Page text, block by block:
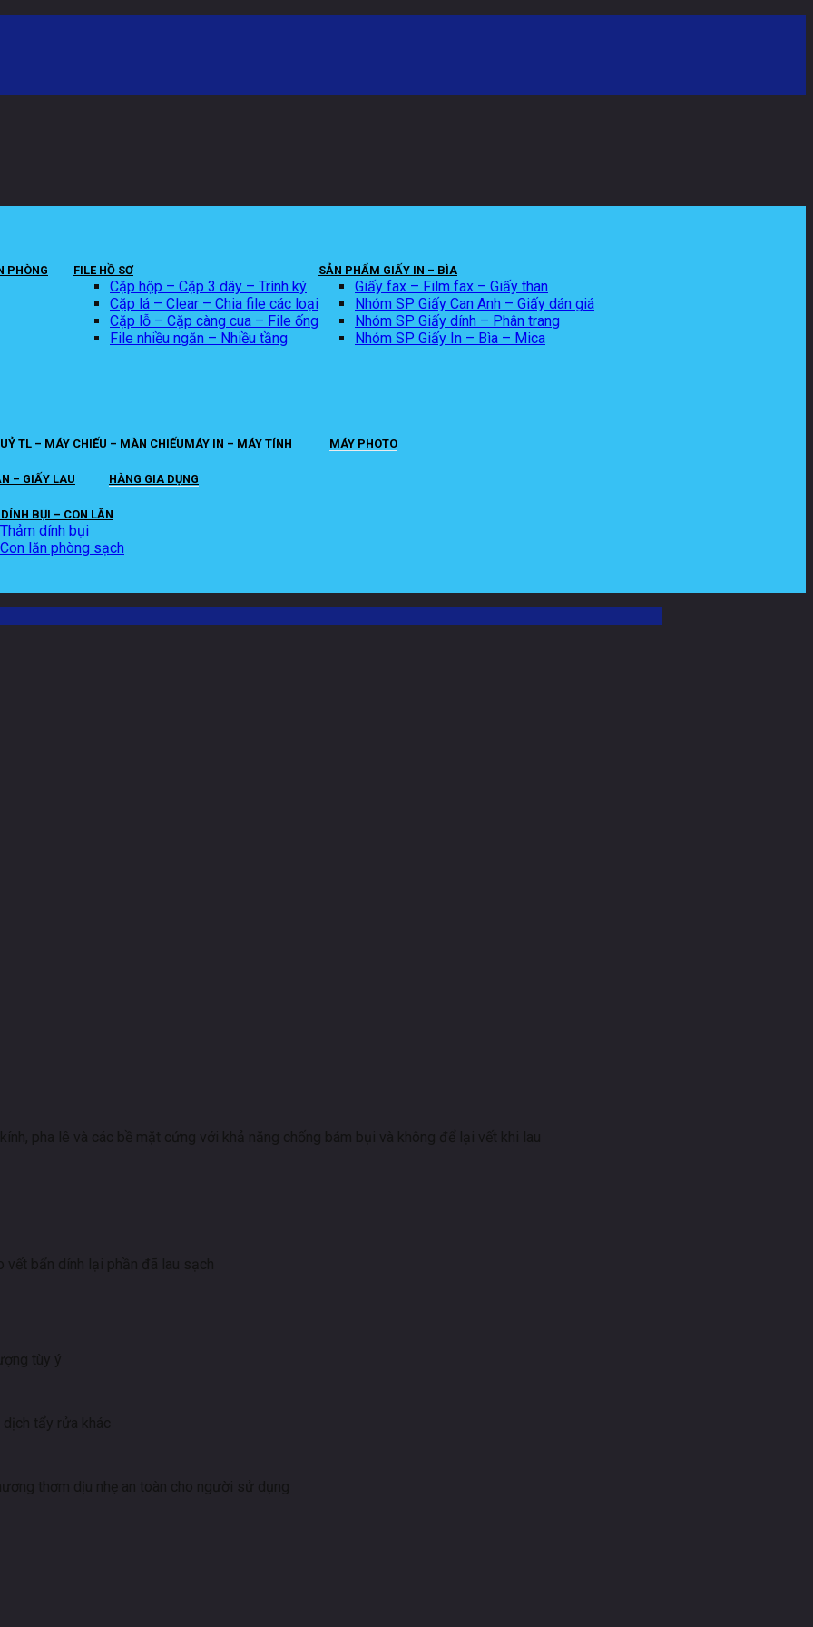
PHÒNG FILE HỒ SƠ
Cặp hộp – Cặp 3 dây – Trình ký
Cặp lá – Clear – Chia file các loại
Cặp lỗ – Cặp càng cua – File ống
File nhiều ngăn – Nhiều tầng
SẢN PHẨM GIẤY IN – BÌA
Giấy fax – Film fax – Giấy than
Nhóm SP Giấy Can Anh – Giấy dán giá
Nhóm SP Giấy dính – Phân trang
Nhóm SP Giấy In – Bìa – Mica
TL – MÁY CHIẾU – MÀN CHIẾUMÁY IN – MÁY TÍNH MÁY PHOTO
– GIẤY LAU HÀNG GIA DỤNG
BỤI – CON LĂN
Thảm dính bụi
Con lăn phòng sạch
pha lê và các bề mặt cứng với khả năng chống bám bụi và không để lại vết khi lau
vết bẩn dính lại phần đã lau sạch
tùy ý
tẩy rửa khác
thơm dịu nhẹ an toàn cho người sử dụng